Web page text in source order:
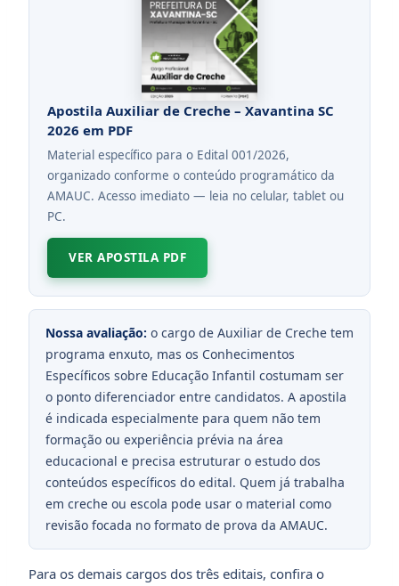
Apostila Auxiliar de Creche – Xavantina SC
2026 em PDF
Material específico para o Edital 001/2026,
organizado conforme o conteúdo programático da
AMAUC. Acesso imediato — leia no celular, tablet ou
PC.
VER APOSTILA PDF
Nossa avaliação: o cargo de Auxiliar de Creche tem
programa enxuto, mas os Conhecimentos
Específicos sobre Educação Infantil costumam ser
o ponto diferenciador entre candidatos. A apostila
é indicada especialmente para quem não tem
formação ou experiência prévia na área
educacional e precisa estruturar o estudo dos
conteúdos específicos do edital. Quem já trabalha
em creche ou escola pode usar o material como
revisão focada no formato de prova da AMAUC.
Para os demais cargos dos três editais, confira o